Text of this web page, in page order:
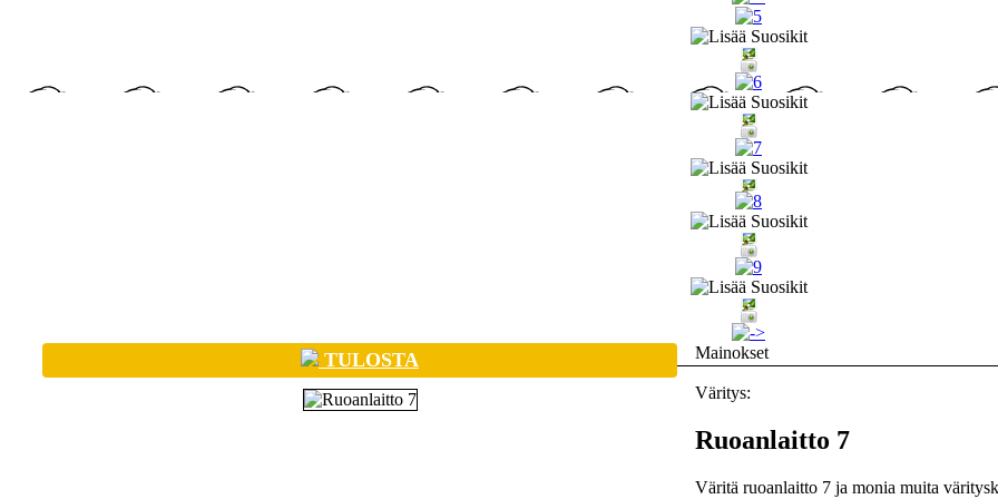
TULOSTA Mainokset
Väritys:
Ruoanlaitto 7
Väritä ruoanlaitto 7 ja monia muita